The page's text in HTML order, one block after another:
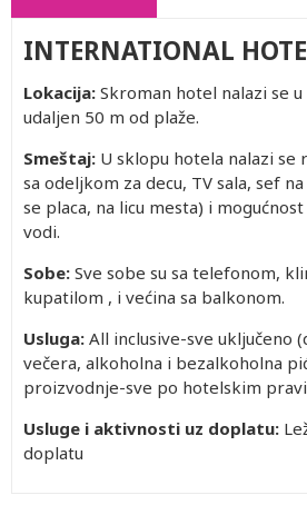
INTERNATIONAL
Lokacija: Skroman hotel nalazi se
udaljen 50 m od plaže.
Smeštaj: U sklopu hotela nalazi se
sa odeljkom za decu, TV sala, sef
se placa, na licu mesta) i
vodi.
Sobe: Sve sobe su sa telefonom,
kupatilom , i većina sa balkonom.
Usluga: All inclusive-sve uključeno
večera, alkoholna i bezalkoholna
proizvodnje-sve po hotelskim
Usluge i aktivnosti uz doplatu:
doplatu